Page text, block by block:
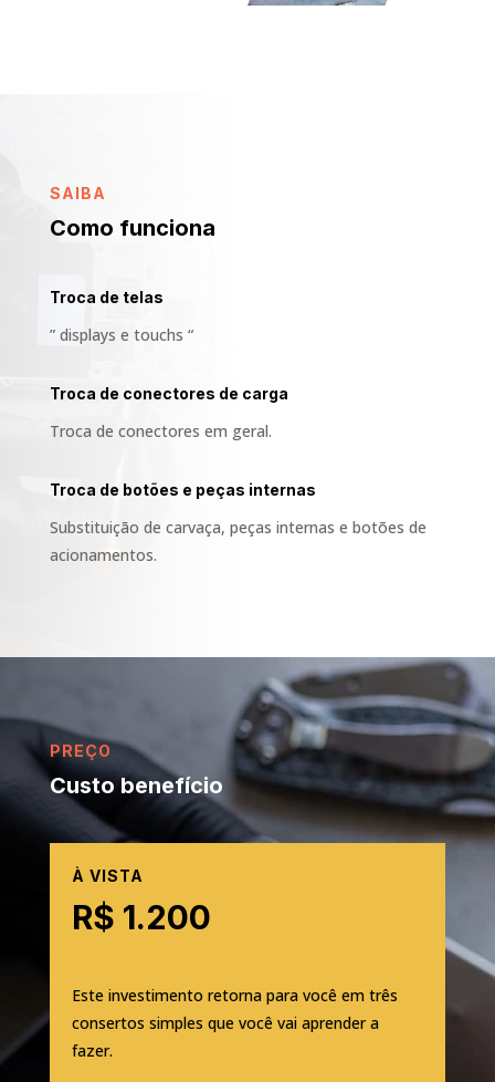
SAIBA
Como funciona
Troca de telas
” displays e touchs “
Troca de conectores de carga
Troca de conectores em geral.
Troca de botões e peças internas
Substituição de carvaça, peças internas e botões de
acionamentos.
PREÇO
Custo benefício
À VISTA
R$ 1.200
Este investimento retorna para você em três
consertos simples que você vai aprender a
fazer.